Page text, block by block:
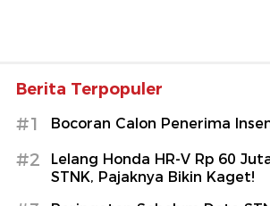
Berita Terpopuler
#1 Bocoran Calon Penerima
#2
Lelang Honda HR-V Rp 60
STNK, Pajaknya Bikin Kaget!